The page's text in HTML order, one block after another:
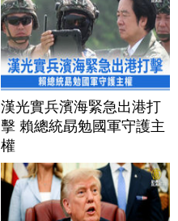
漢光實兵濱海緊急出港打
擊 賴總統勗勉國軍守護主
權